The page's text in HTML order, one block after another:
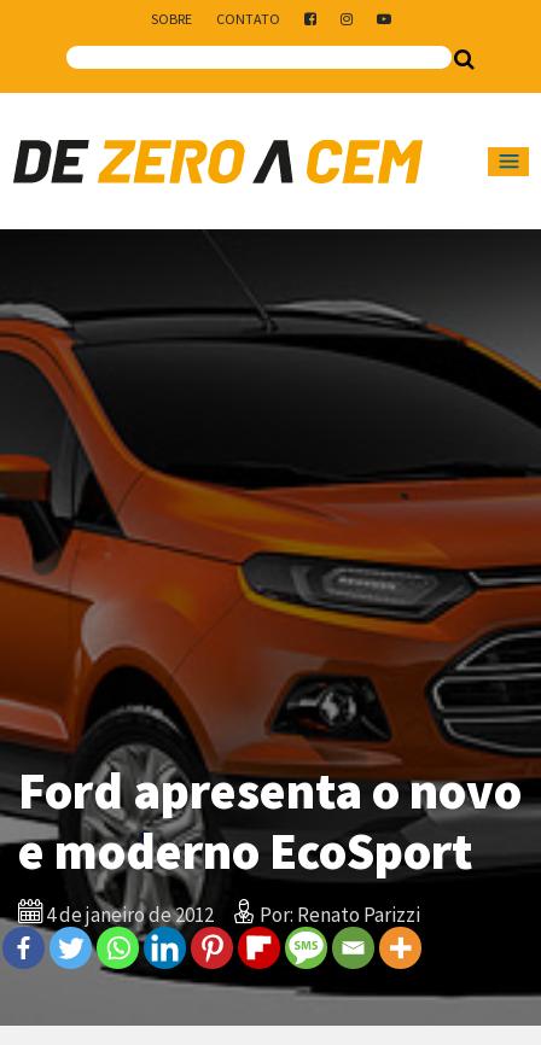
SOBRE CONTATO
Main Navigation
Ford apresenta o novo
e moderno EcoSport
4 de janeiro de 2012 Por: Renato Parizzi